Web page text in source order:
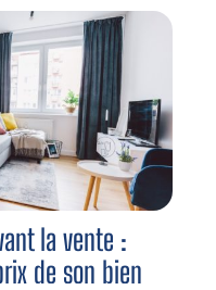
la vente :
de son bien